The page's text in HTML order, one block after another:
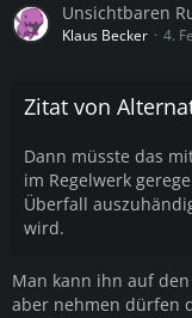
Unsichtbaren
Klaus Becker 4.
Zitat von
Dann müsste das
im Regelwerk
Überfall
wird.
Man kann ihn auf
aber nehmen dürfen